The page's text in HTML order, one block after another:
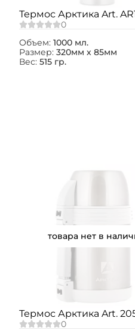
Термос Арктика Art.
Объем: 1000 мл.
Размер: 320мм х 85мм
Вес: 515 гр.
товара нет в
Термос Арктика Art.